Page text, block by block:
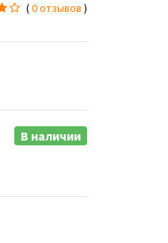
(0 отзывов )
В наличии